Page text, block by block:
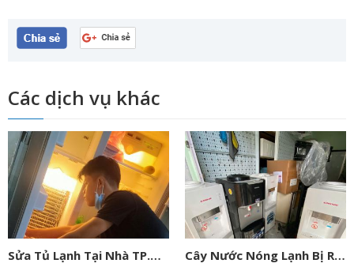
Các dịch vụ khác
Sửa Tủ Lạnh Tại Nhà TP.HCM
Cây Nước Nóng Lạnh Bị Rỉ Nước: Nguyên Nhân, Cách Khắc Phục Và Khi Nào Cần Gọi Thợ